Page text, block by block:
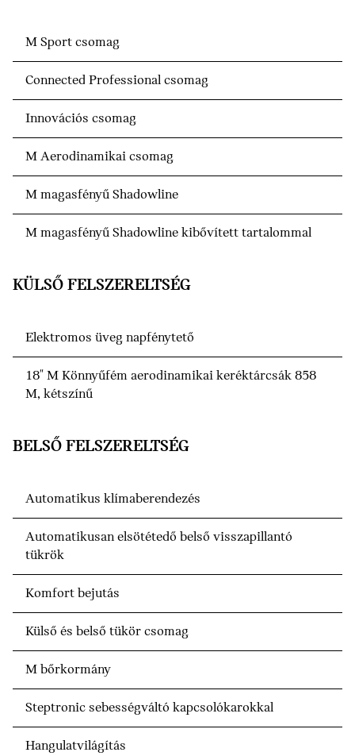
M Sport csomag
Connected Professional csomag
Innovációs csomag
M Aerodinamikai csomag
M magasfényű Shadowline
M magasfényű Shadowline kibővített tartalommal
KÜLSŐ FELSZERELTSÉG
Elektromos üveg napfénytető
18" M Könnyűfém aerodinamikai keréktárcsák 858
M, kétszínű
BELSŐ FELSZERELTSÉG
Automatikus klímaberendezés
Automatikusan elsötétedő belső visszapillantó
tükrök
Komfort bejutás
Külső és belső tükör csomag
M bőrkormány
Steptronic sebességváltó kapcsolókarokkal
Hangulatvilágítás